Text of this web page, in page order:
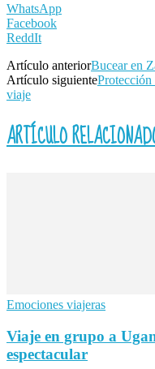
WhatsApp
Facebook
ReddIt
Artículo anteriorBucear en
Artículo siguienteProtección
viaje
ARTÍCULO
Emociones viajeras
Viaje en grupo a
espectacular